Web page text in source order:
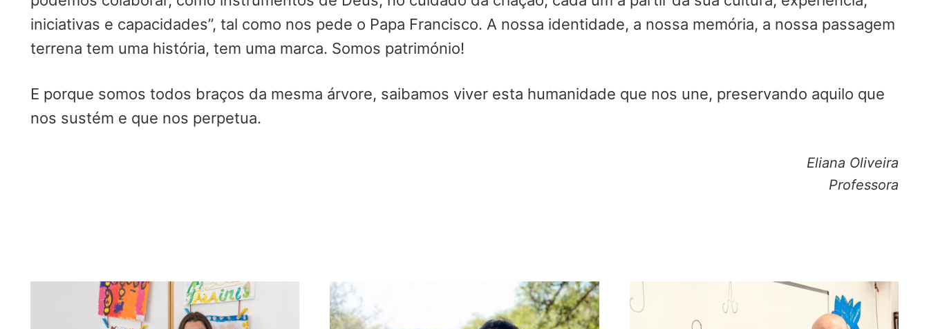
iniciativas e capacidades”, tal como nos pede o Papa Francisco. A nossa identidade, a nossa memória, a nossa passagem
terrena tem uma história, tem uma marca. Somos património!
E porque somos todos braços da mesma árvore, saibamos viver esta humanidade que nos une, preservando aquilo que
nos sustém e que nos perpetua.
Eliana Oliveira
Professora